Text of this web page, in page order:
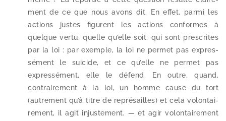
ment de ce que nous avons dit. En effet, par­mi les
actions justes figurent les actions conformes à
quelque ver­tu, quelle qu’elle soit, qui sont pres­crites
par la loi : par exemple, la loi ne per­met pas expres­
sé­ment le sui­cide, et ce qu’elle ne per­met pas
expres­sé­ment, elle le défend. En outre, quand,
contrai­re­ment à la loi, un homme cause du tort
(autre­ment qu’à titre de repré­sailles) et cela volon­tai­
re­ment, il agit injus­te­ment, — et agir volon­tai­re­ment